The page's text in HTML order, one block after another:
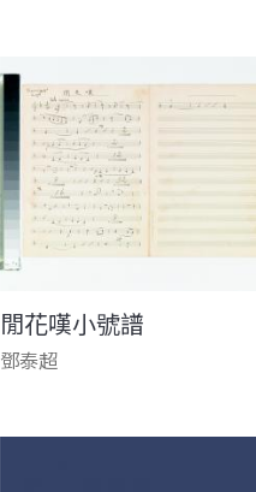
閒花嘆小號譜
鄧泰超